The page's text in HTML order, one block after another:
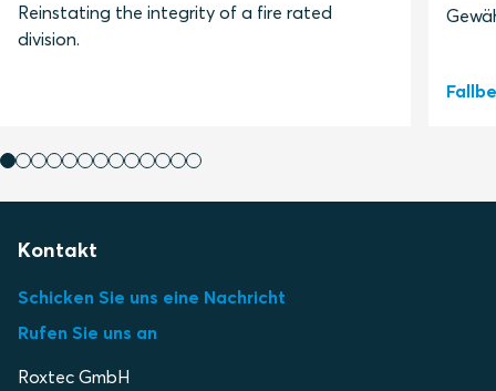
Reinstating the integrity of a fire rated
division.
Kontakt
Schicken Sie uns eine Nachricht
Rufen Sie uns an
Roxtec GmbH